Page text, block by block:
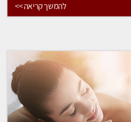
להמשך קריאה >>